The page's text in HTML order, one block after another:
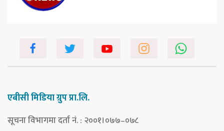
एबीसी मिडिया ग्रुप प्रा.लि.
सूचना विभागमा दर्ता नं. : २००१।०७७–०७८